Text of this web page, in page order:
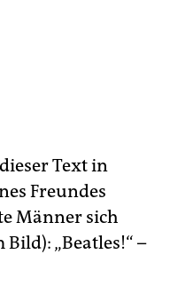
Text in
Freundes
Männer sich
„Beatles!“ –